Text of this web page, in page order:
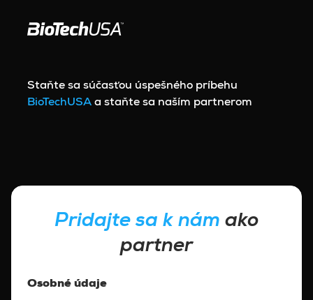
Staňte sa súčasťou úspešného príbehu
BioTechUSA a staňte sa naším partnerom
Pridajte sa k nám ako
partner
Osobné údaje